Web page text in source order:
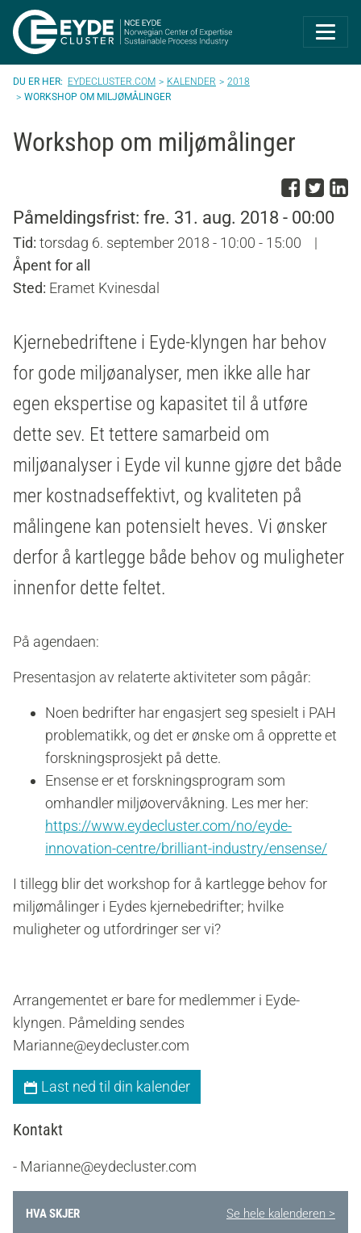
Eyde-Cluster |
EYDECLUSTER.COM KALENDER
2018
WORKSHOP OM MILJØMÅLINGER
Workshop om miljømålinger
DelDel
Påmeldingsfrist: fre. 31. aug. 2018 - 00:00
Tid: torsdag 6. september 2018 - 10:00 - 15:00
|
Åpent for all
Sted: Eramet Kvinesdal
Kjernebedriftene i Eyde-klyngen har behov
for gode miljøanalyser, men ikke alle har
egen ekspertise og kapasitet til å utføre
dette sev. Et tettere samarbeid om
miljøanalyser i Eyde vil kunne gjøre det både
mer kostnadseffektivt, og kvaliteten på
målingene kan potensielt heves. Vi ønsker
derfor å kartlegge både behov og muligheter
innenfor dette feltet.
På agendaen:
Presentasjon av relaterte aktiviteter som pågår:
Noen bedrifter har engasjert seg spesielt i PAH
problematikk, og det er ønske om å opprette et
forskningsprosjekt på dette.
Ensense er et forskningsprogram som
omhandler miljøovervåkning. Les mer her:
https://www.eydecluster.com/no/eyde-
innovation-centre/brilliant-industry/ensense/
I tillegg blir det workshop for å kartlegge behov for
miljømålinger i Eydes kjernebedrifter; hvilke
muligheter og utfordringer ser vi?
Arrangementet er bare for medlemmer i Eyde-
klyngen. Påmelding sendes
Marianne@eydecluster.com
Last ned til din kalender
Kontakt
- Marianne@eydecluster.com
HVA SKJER Se hele kalenderen >